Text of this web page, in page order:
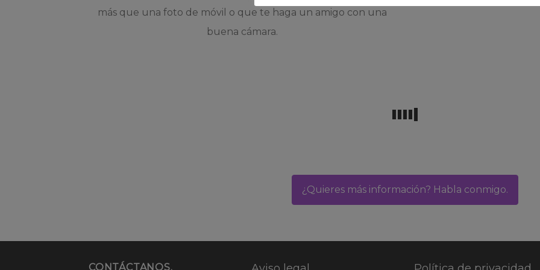
más que una foto de móvil o que te haga un amigo con una
buena cámara.
¿Quieres más información? Habla conmigo.
CONTÁCTANOS.